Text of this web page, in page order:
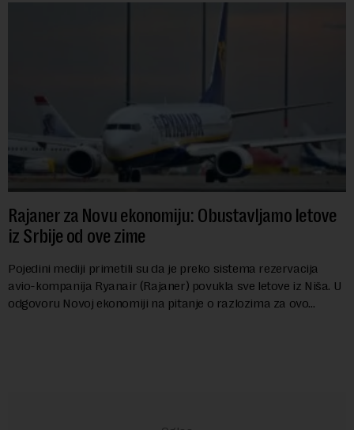
Rajaner za Novu ekonomiju: Obustavljamo letove
iz Srbije od ove zime
Pojedini mediji primetili su da je preko sistema rezervacija
avio-kompanija Ryanair (Rajaner) povukla sve letove iz Niša. U
odgovoru Novoj ekonomiji na pitanje o razlozima za ovo